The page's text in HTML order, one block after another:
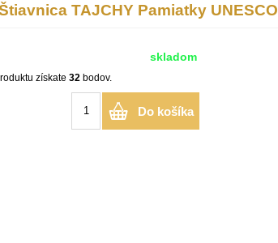
TAJCHY Pamiatky UNESCO
skladom
získate 32 bodov.
Do košíka